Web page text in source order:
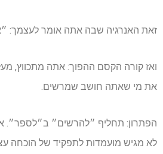
זאת האנרגיה שבה אתה אומר לעצמך:
ואז קורה הקסם ההפוך: אתה מתכווץ,
את מי שאתה חושב שמרשים.
הפתרון: תחליף ״להרשים״ ב״לספר״.
לא מגיש מועמדות לתפקיד של הוכחה